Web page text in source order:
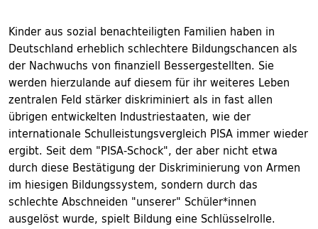
Kinder aus sozial benachteiligten Familien haben in
Deutschland erheblich schlechtere Bildungschancen als
der Nachwuchs von finanziell Bessergestellten. Sie
werden hierzulande auf diesem für ihr weiteres Leben
zentralen Feld stärker diskriminiert als in fast allen
übrigen entwickelten Industriestaaten, wie der
internationale Schulleistungsvergleich PISA immer wieder
ergibt. Seit dem "PISA-Schock", der aber nicht etwa
durch diese Bestätigung der Diskriminierung von Armen
im hiesigen Bildungssystem, sondern durch das
schlechte Abschneiden "unserer" Schüler*innen
ausgelöst wurde, spielt Bildung eine Schlüsselrolle.